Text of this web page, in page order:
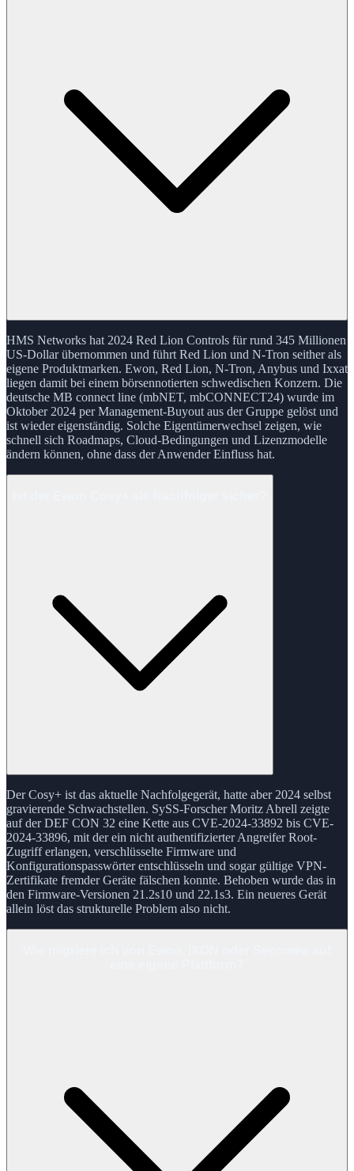
HMS Networks hat 2024 Red Lion Controls für rund 345 Millionen
US-Dollar übernommen und führt Red Lion und N-Tron seither als
eigene Produktmarken. Ewon, Red Lion, N-Tron, Anybus und Ixxat
liegen damit bei einem börsennotierten schwedischen Konzern. Die
deutsche MB connect line (mbNET, mbCONNECT24) wurde im
Oktober 2024 per Management-Buyout aus der Gruppe gelöst und
ist wieder eigenständig. Solche Eigentümerwechsel zeigen, wie
schnell sich Roadmaps, Cloud-Bedingungen und Lizenzmodelle
ändern können, ohne dass der Anwender Einfluss hat.
Der Cosy+ ist das aktuelle Nachfolgegerät, hatte aber 2024 selbst
gravierende Schwachstellen. SySS-Forscher Moritz Abrell zeigte
auf der DEF CON 32 eine Kette aus CVE-2024-33892 bis CVE-
2024-33896, mit der ein nicht authentifizierter Angreifer Root-
Zugriff erlangen, verschlüsselte Firmware und
Konfigurationspasswörter entschlüsseln und sogar gültige VPN-
Zertifikate fremder Geräte fälschen konnte. Behoben wurde das in
den Firmware-Versionen 21.2s10 und 22.1s3. Ein neueres Gerät
allein löst das strukturelle Problem also nicht.